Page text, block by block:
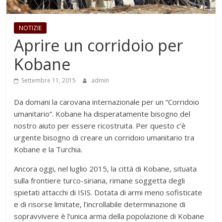
NOTIZIE
Aprire un corridoio per
Kobane
Settembre 11, 2015 admin
Da domani la carovana internazionale per un “Corridoio
umanitario”. Kobane ha disperatamente bisogno del
nostro aiuto per essere ricostruita. Per questo c’è
urgente bisogno di creare un corridoio umanitario tra
Kobane e la Turchia.
Ancora oggi, nel luglio 2015, la città di Kobane, situata
sulla frontiere turco-siriana, rimane soggetta degli
spietati attacchi di ISIS. Dotata di armi meno sofisticate
e di risorse limitate, l’incrollabile determinazione di
sopravvivere è l’unica arma della popolazione di Kobane